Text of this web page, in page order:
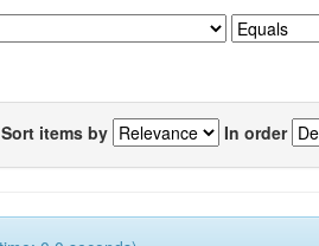
Sort items by In order